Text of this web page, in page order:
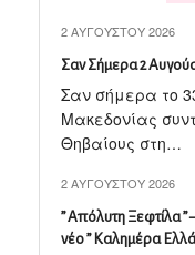
2 ΑΥΓΟΎΣΤΟΥ 2026
Σαν Σήμερα 2
Σαν σήμερα το
Μακεδονίας
Θηβαίους στη…
2 ΑΥΓΟΎΣΤΟΥ 2026
” Απόλυτη Ξεφτίλα ”
νέο ” Καλημέρα